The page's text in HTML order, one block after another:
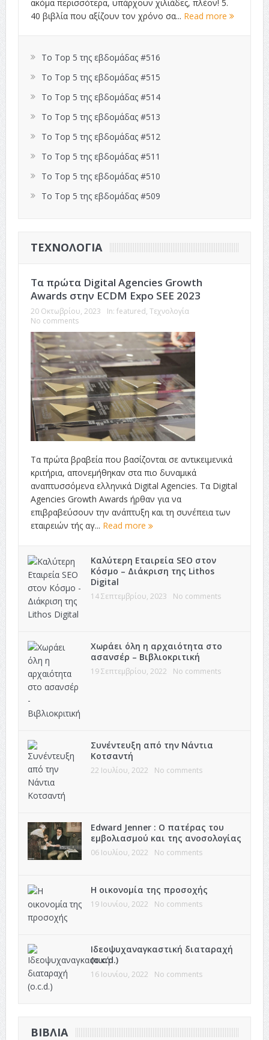
ακόμα περισσότερα, υπάρχουν χιλιάδες, πλέον! 5.
40 βιβλία που αξίζουν τον χρόνο σα... Read more
Το Top 5 της εβδομάδας #516
Το Top 5 της εβδομάδας #515
Το Top 5 της εβδομάδας #514
Το Top 5 της εβδομάδας #513
Το Top 5 της εβδομάδας #512
Το Top 5 της εβδομάδας #511
Το Top 5 της εβδομάδας #510
Το Top 5 της εβδομάδας #509
ΤΕΧΝΟΛΟΓΊΑ
Τα πρώτα Digital Agencies Growth
Awards στην ECDM Expo SEE 2023
20 Οκτωβρίου, 2023 In: featured, Τεχνολογία
No comments
Τα πρώτα βραβεία που βασίζονται σε αντικειμενικά
κριτήρια, απονεμήθηκαν στα πιο δυναμικά
αναπτυσσόμενα ελληνικά Digital Agencies. Τα Digital
Agencies Growth Awards ήρθαν για να
επιβραβεύσουν την ανάπτυξη και τη συνέπεια των
εταιρειών τής αγ... Read more
Καλύτερη Εταιρεία SEO στον
Κόσμο – Διάκριση της Lithos
Digital
14 Σεπτεμβρίου, 2023 No comments
Χωράει όλη η αρχαιότητα στο
ασανσέρ – Βιβλιοκριτική
19 Σεπτεμβρίου, 2022 No comments
Συνέντευξη από την Νάντια
Κοτσαντή
22 Ιουλίου, 2022 No comments
Edward Jenner : Ο πατέρας του
εμβολιασμού και της ανοσολογίας
06 Ιουλίου, 2022 No comments
Η οικονομία της προσοχής
19 Ιουνίου, 2022 No comments
Ιδεοψυχαναγκαστική διαταραχή
(o.c.d.)
16 Ιουνίου, 2022 No comments
ΒΙΒΛΊΑ